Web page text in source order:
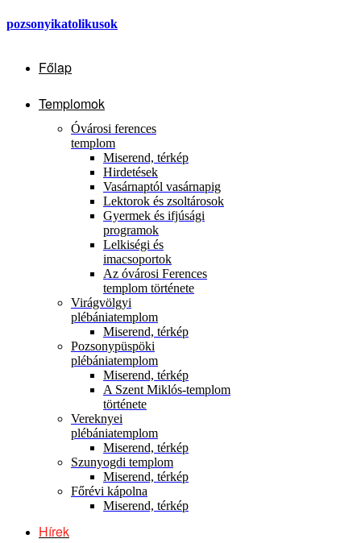
pozsonyikatolikusok
Főlap
Templomok
Óvárosi ferences
templom
Miserend, térkép
Hirdetések
Vasárnaptól vasárnapig
Lektorok és zsoltárosok
Gyermek és ifjúsági
programok
Lelkiségi és
imacsoportok
Az óvárosi Ferences
templom története
Virágvölgyi
plébániatemplom
Miserend, térkép
Pozsonypüspöki
plébániatemplom
Miserend, térkép
A Szent Miklós-templom
története
Vereknyei
plébániatemplom
Miserend, térkép
Szunyogdi templom
Miserend, térkép
Főrévi kápolna
Miserend, térkép
Hírek